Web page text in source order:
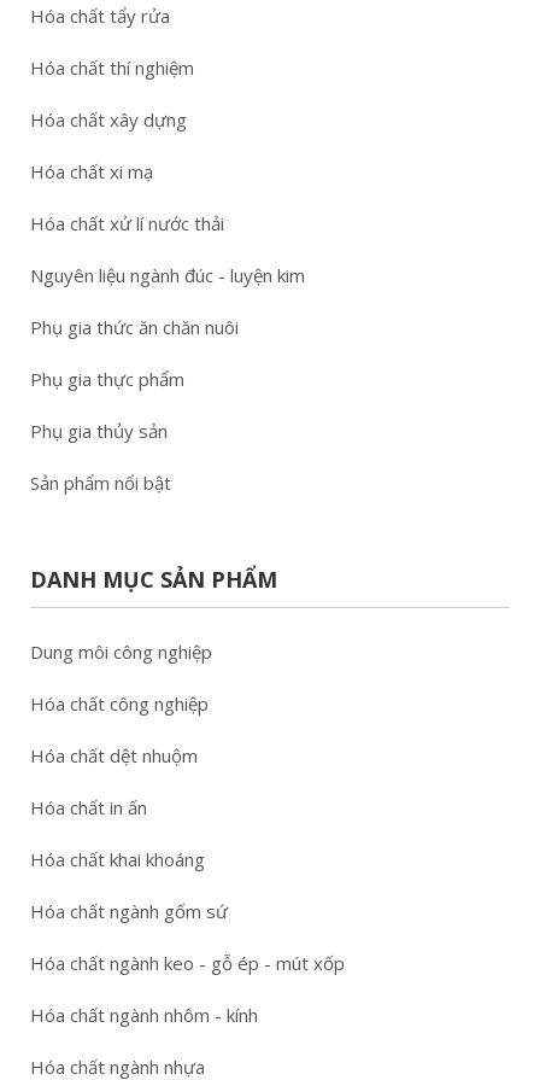
Hóa chất tẩy rửa
Hóa chất thí nghiệm
Hóa chất xây dựng
Hóa chất xi mạ
Hóa chất xử lí nước thải
Nguyên liệu ngành đúc - luyện kim
Phụ gia thức ăn chăn nuôi
Phụ gia thực phẩm
Phụ gia thủy sản
Sản phẩm nổi bật
DANH MỤC SẢN PHẨM
Dung môi công nghiệp
Hóa chất công nghiệp
Hóa chất dệt nhuộm
Hóa chất in ấn
Hóa chất khai khoáng
Hóa chất ngành gốm sứ
Hóa chất ngành keo - gỗ ép - mút xốp
Hóa chất ngành nhôm - kính
Hóa chất ngành nhựa